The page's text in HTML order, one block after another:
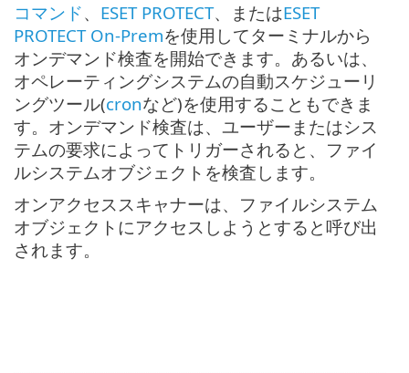
コマンド、 ESET PROTECT、またはESET
PROTECT On-Premを使用してターミナルから
オンデマンド検査を開始できます。あるいは、
オペレーティングシステムの自動スケジューリ
ングツール(cronなど)を使用することもできま
す。オンデマンド検査は、ユーザーまたはシス
テムの要求によってトリガーされると、ファイ
ルシステムオブジェクトを検査します。
オンアクセススキャナーは、ファイルシステム
オブジェクトにアクセスしようとすると呼び出
されます。